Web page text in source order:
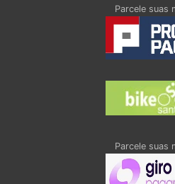
Parcele suas
Parcele suas